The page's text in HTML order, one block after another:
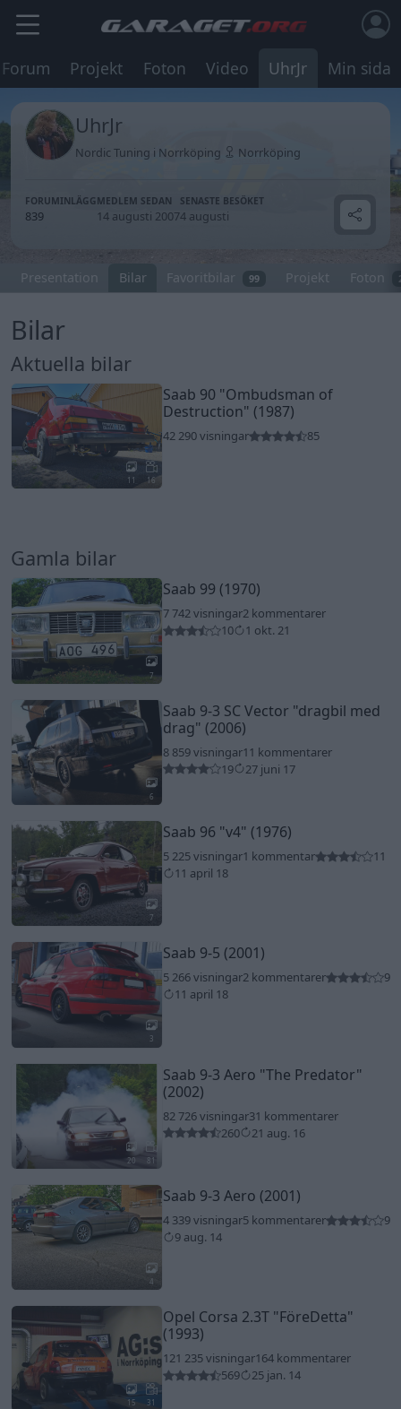
Forum Projekt Foton Video UhrJr Min sida
UhrJr
Nordic Tuning i Norrköping Norrköping
FORUMINLÄGG
839
MEDLEM SEDAN
14 augusti 2007
SENASTE BESÖKET
4 augusti
Presentation Bilar Favoritbilar 99 Projekt Foton
Bilar
Aktuella bilar
11 16
Saab 90 "Ombudsman of
Destruction" (1987)
42 290 visningar 85
Gamla bilar
7
Saab 99 (1970)
7 742 visningar2 kommentarer
10
1 okt. 21
6
Saab 9-3 SC Vector "dragbil med
drag" (2006)
8 859 visningar11 kommentarer
19
27 juni 17
7
Saab 96 "v4" (1976)
5 225 visningar1 kommentar
11
11 april 18
3
Saab 9-5 (2001)
5 266 visningar2 kommentarer
9
11 april 18
20 81
Saab 9-3 Aero "The Predator"
(2002)
82 726 visningar31 kommentarer
260
21 aug. 16
4
Saab 9-3 Aero (2001)
4 339 visningar5 kommentarer
9
9 aug. 14
15 31
Opel Corsa 2.3T "FöreDetta"
(1993)
121 235 visningar164 kommentarer
569
25 jan. 14